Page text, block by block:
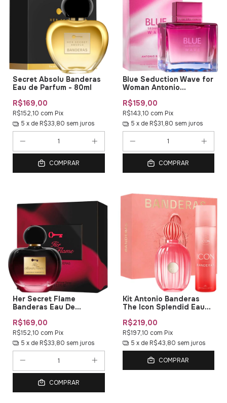
Secret Absolu Banderas
Eau de Parfum - 80ml
R$169,00
R$152,10 com Pix
5 x de R$33,80 sem juros
COMPRAR
Blue Seduction Wave for
Woman Antonio
R$159,00
R$143,10 com Pix
5 x de R$31,80 sem juros
COMPRAR
Her Secret Flame
Banderas Eau De
R$169,00
R$152,10 com Pix
5 x de R$33,80 sem juros
COMPRAR
Kit Antonio Banderas
The Icon Splendid Eau
R$219,00
R$197,10 com Pix
5 x de R$43,80 sem juros
COMPRAR